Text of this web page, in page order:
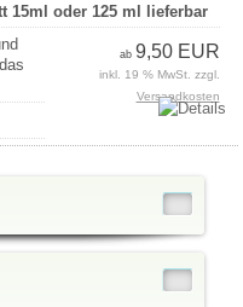
15ml oder 125 ml lieferbar
ab 9,50 EUR
inkl. 19 % MwSt. zzgl.
Versandkosten